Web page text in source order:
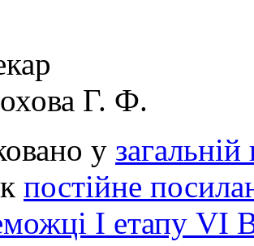
Г. Ф.
у загальній
постійне
І етапу VI